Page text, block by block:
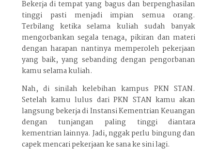
Bekerja di tempat yang bagus dan berpenghasilan
tinggi pasti menjadi impian semua orang.
Terbilang ketika selama kuliah sudah banyak
mengorbankan segala tenaga, pikiran dan materi
dengan harapan nantinya memperoleh pekerjaan
yang baik, yang sebanding dengan pengorbanan
kamu selama kuliah.
Nah, di sinilah kelebihan kampus PKN STAN.
Setelah kamu lulus dari PKN STAN kamu akan
langsung bekerja di Instansi Kementrian Keuangan
dengan tunjangan paling tinggi diantara
kementrian lainnya. Jadi, nggak perlu bingung dan
capek mencari pekerjaan ke sana ke sini lagi.